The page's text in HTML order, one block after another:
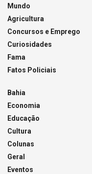
Mundo
Agricultura
Concursos e Emprego
Curiosidades
Fama
Fatos Policiais
Bahia
Economia
Educação
Cultura
Colunas
Geral
Eventos